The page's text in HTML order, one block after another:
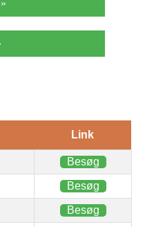
Link
Besøg
Besøg
Besøg